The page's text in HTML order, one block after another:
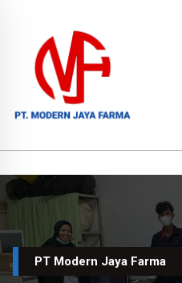
content
PT Modern Jaya Farma